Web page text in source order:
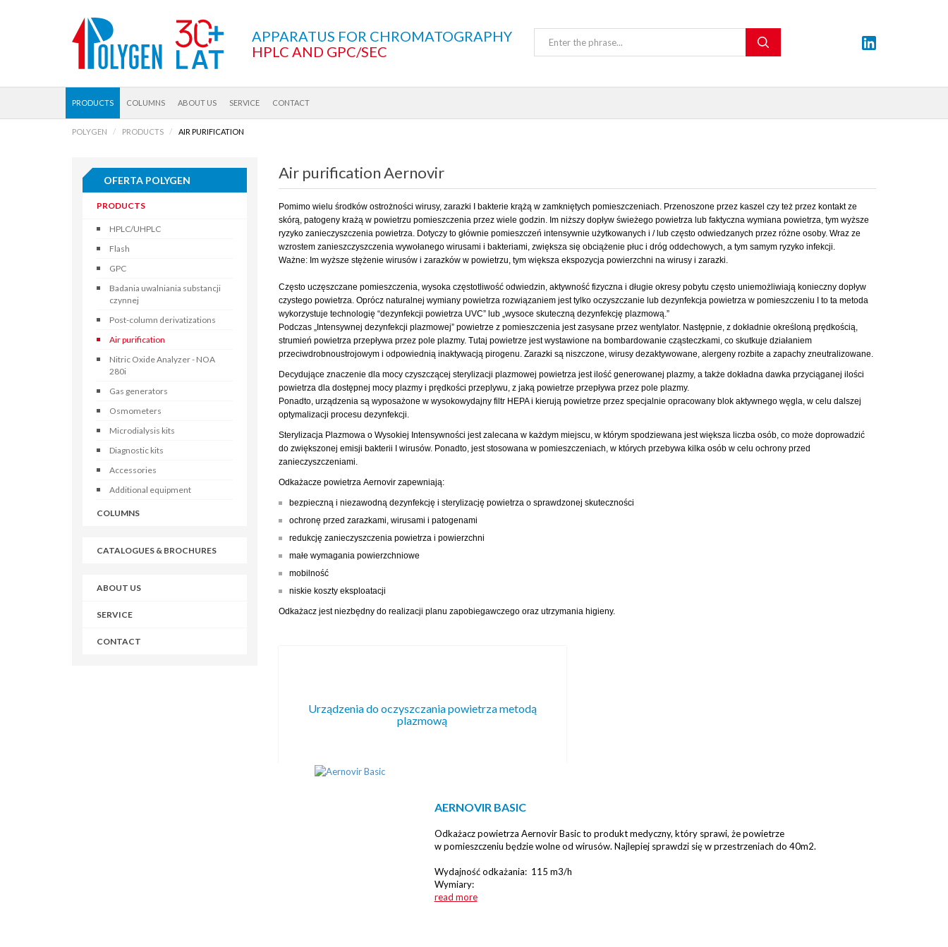
APPARATUS FOR CHROMATOGRAPHY
HPLC AND GPC/SEC
PRODUCTS COLUMNS ABOUT US SERVICE CONTACT
POLYGEN PRODUCTS AIR PURIFICATION
OFERTA POLYGEN
PRODUCTS
HPLC/UHPLC
Flash
GPC
Badania uwalniania substancji
czynnej
Post-column derivatizations
Air purification
Nitric Oxide Analyzer - NOA
280i
Gas generators
Osmometers
Microdialysis kits
Diagnostic kits
Accessories
Additional equipment
COLUMNS
CATALOGUES & BROCHURES
ABOUT US
SERVICE
CONTACT
Air purification Aernovir
Pomimo wielu środków ostrożności wirusy, zarazki I bakterie krążą w zamkniętych pomieszczeniach. Przenoszone przez kaszel czy też przez kontakt ze
skórą, patogeny krażą w powietrzu pomieszczenia przez wiele godzin. Im niższy dopływ świeżego powietrza lub faktyczna wymiana powietrza, tym wyższe
ryzyko zanieczyszczenia powietrza. Dotyczy to głównie pomieszczeń intensywnie użytkowanych i / lub często odwiedzanych przez różne osoby. Wraz ze
wzrostem zanieszczyszczenia wywołanego wirusami i bakteriami, zwiększa się obciążenie płuc i dróg oddechowych, a tym samym ryzyko infekcji.
Ważne: Im wyższe stężenie wirusów i zarazków w powietrzu, tym większa ekspozycja powierzchni na wirusy i zarazki.
Często uczęszczane pomieszczenia, wysoka częstotliwość odwiedzin, aktywność fizyczna i długie okresy pobytu często uniemożliwiają konieczny dopływ
czystego powietrza. Oprócz naturalnej wymiany powietrza rozwiązaniem jest tylko oczyszczanie lub dezynfekcja powietrza w pomieszczeniu I to ta metoda
wykorzystuje technologię “dezynfekcji powietrza UVC” lub „wysoce skuteczną dezynfekcję plazmową.”
Podczas „Intensywnej dezynfekcji plazmowej” powietrze z pomieszczenia jest zasysane przez wentylator. Następnie, z dokładnie określoną prędkością,
strumień powietrza przepływa przez pole plazmy. Tutaj powietrze jest wystawione na bombardowanie cząsteczkami, co skutkuje działaniem
przeciwdrobnoustrojowym i odpowiednią inaktywacją pirogenu. Zarazki są niszczone, wirusy dezaktywowane, alergeny rozbite a zapachy zneutralizowane.
Decydujące znaczenie dla mocy czyszczącej sterylizacji plazmowej powietrza jest ilość generowanej plazmy, a także dokładna dawka przyciąganej ilości
powietrza dla dostępnej mocy plazmy i prędkości przeplywu, z jaką powietrze przepływa przez pole plazmy.
Ponadto, urządzenia są wyposażone w wysokowydajny filtr HEPA i kierują powietrze przez specjalnie opracowany blok aktywnego węgla, w celu dalszej
optymalizacji procesu dezynfekcji.
Sterylizacja Plazmowa o Wysokiej Intensywności jest zalecana w każdym miejscu, w którym spodziewana jest większa liczba osób, co może doprowadzić
do zwiększonej emisji bakterii I wirusów. Ponadto, jest stosowana w pomieszczeniach, w których przebywa kilka osób w celu ochrony przed
zanieczyszczeniami.
Odkażacze powietrza Aernovir zapewniają:
bezpieczną i niezawodną dezynfekcję i sterylizację powietrza o sprawdzonej skuteczności
ochronę przed zarazkami, wirusami i patogenami
redukcję zanieczyszczenia powietrza i powierzchni
małe wymagania powierzchniowe
mobilność
niskie koszty eksploatacji
Odkażacz jest niezbędny do realizacji planu zapobiegawczego oraz utrzymania higieny.
Urządzenia do oczyszczania powietrza metodą
plazmową
AERNOVIR BASIC
Odkażacz powietrza Aernovir Basic to produkt medyczny, który sprawi, że powietrze
w pomieszczeniu będzie wolne od wirusów. Najlepiej sprawdzi się w przestrzeniach do 40m2.
Wydajność odkażania: 115 m3/h
Wymiary:
read more